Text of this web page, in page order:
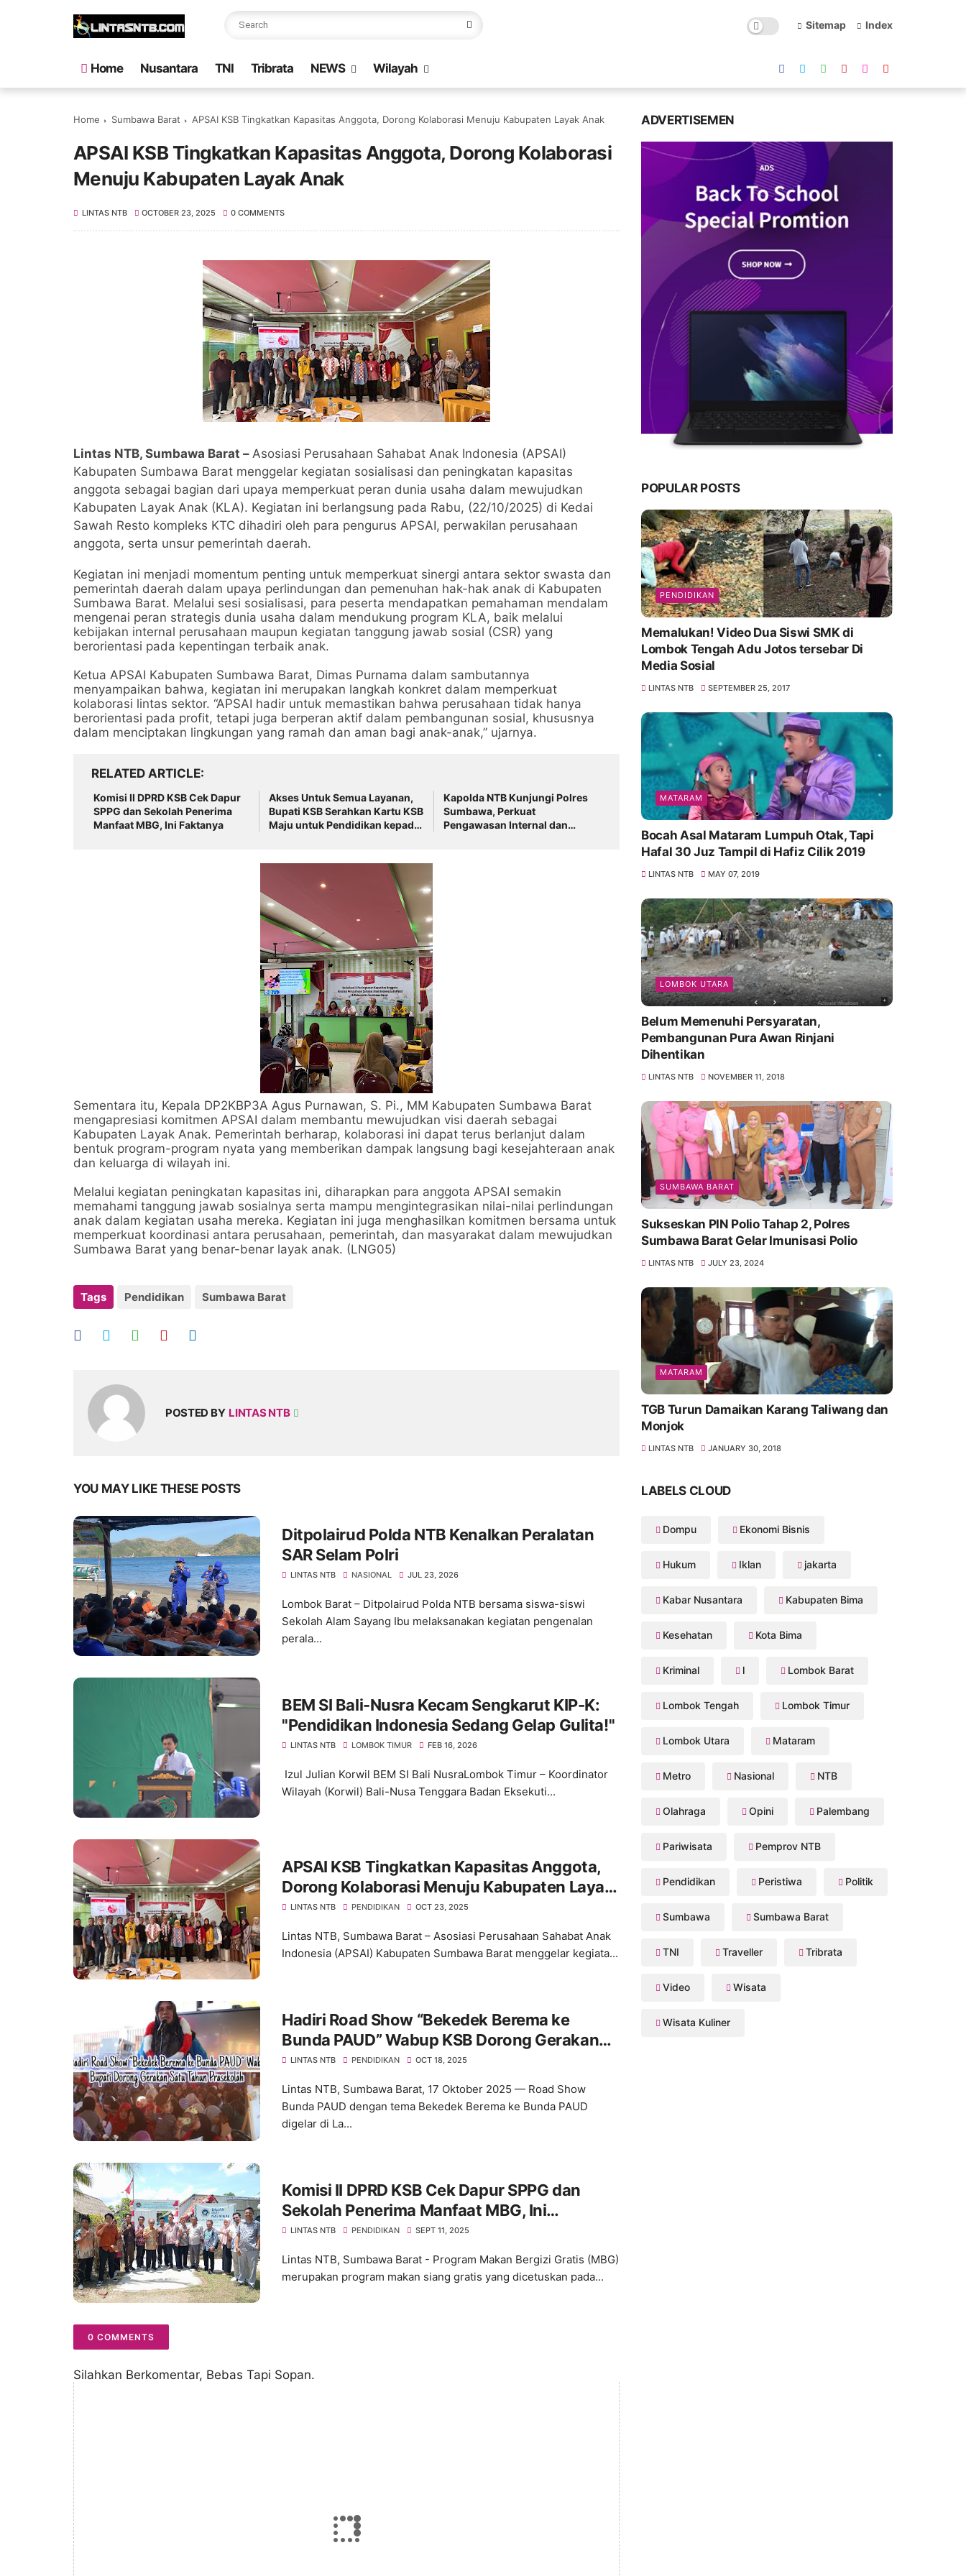
Sitemap Index
Home Nusantara TNI Tribrata NEWS Wilayah
Home Sumbawa Barat APSAI KSB Tingkatkan Kapasitas Anggota, Dorong Kolaborasi Menuju Kabupaten Layak Anak
APSAI KSB Tingkatkan Kapasitas Anggota, Dorong Kolaborasi
Menuju Kabupaten Layak Anak
LINTAS NTB OCTOBER 23, 2025 0 COMMENTS
Lintas NTB, Sumbawa Barat – Asosiasi Perusahaan Sahabat Anak Indonesia (APSAI)
Kabupaten Sumbawa Barat menggelar kegiatan sosialisasi dan peningkatan kapasitas
anggota sebagai bagian dari upaya memperkuat peran dunia usaha dalam mewujudkan
Kabupaten Layak Anak (KLA). Kegiatan ini berlangsung pada Rabu, (22/10/2025) di Kedai
Sawah Resto kompleks KTC dihadiri oleh para pengurus APSAI, perwakilan perusahaan
anggota, serta unsur pemerintah daerah.
Kegiatan ini menjadi momentum penting untuk memperkuat sinergi antara sektor swasta dan
pemerintah daerah dalam upaya perlindungan dan pemenuhan hak-hak anak di Kabupaten
Sumbawa Barat. Melalui sesi sosialisasi, para peserta mendapatkan pemahaman mendalam
mengenai peran strategis dunia usaha dalam mendukung program KLA, baik melalui
kebijakan internal perusahaan maupun kegiatan tanggung jawab sosial (CSR) yang
berorientasi pada kepentingan terbaik anak.
Ketua APSAI Kabupaten Sumbawa Barat, Dimas Purnama dalam sambutannya
menyampaikan bahwa, kegiatan ini merupakan langkah konkret dalam memperkuat
kolaborasi lintas sektor. “APSAI hadir untuk memastikan bahwa perusahaan tidak hanya
berorientasi pada profit, tetapi juga berperan aktif dalam pembangunan sosial, khususnya
dalam menciptakan lingkungan yang ramah dan aman bagi anak-anak,” ujarnya.
RELATED ARTICLE
Komisi II DPRD KSB Cek Dapur
SPPG dan Sekolah Penerima
Manfaat MBG, Ini Faktanya
Akses Untuk Semua Layanan,
Bupati KSB Serahkan Kartu KSB
Maju untuk Pendidikan kepada
Kapolda NTB Kunjungi Polres
Sumbawa, Perkuat
Pengawasan Internal dan
Sementara itu, Kepala DP2KBP3A Agus Purnawan, S. Pi., MM Kabupaten Sumbawa Barat
mengapresiasi komitmen APSAI dalam membantu mewujudkan visi daerah sebagai
Kabupaten Layak Anak. Pemerintah berharap, kolaborasi ini dapat terus berlanjut dalam
bentuk program-program nyata yang memberikan dampak langsung bagi kesejahteraan anak
dan keluarga di wilayah ini.
Melalui kegiatan peningkatan kapasitas ini, diharapkan para anggota APSAI semakin
memahami tanggung jawab sosialnya serta mampu mengintegrasikan nilai-nilai perlindungan
anak dalam kegiatan usaha mereka. Kegiatan ini juga menghasilkan komitmen bersama untuk
memperkuat koordinasi antara perusahaan, pemerintah, dan masyarakat dalam mewujudkan
Sumbawa Barat yang benar-benar layak anak. (LNG05)
Tags Pendidikan Sumbawa Barat
POSTED BY LINTAS NTB
YOU MAY LIKE THESE POSTS
Ditpolairud Polda NTB Kenalkan Peralatan
SAR Selam Polri
LINTAS NTB NASIONAL JUL 23, 2026
Lombok Barat – Ditpolairud Polda NTB bersama siswa-siswi
Sekolah Alam Sayang Ibu melaksanakan kegiatan pengenalan
perala...
BEM SI Bali-Nusra Kecam Sengkarut KIP-K:
"Pendidikan Indonesia Sedang Gelap Gulita!"
LINTAS NTB LOMBOK TIMUR FEB 16, 2026
Izul Julian Korwil BEM SI Bali Nusra​Lombok Timur – Koordinator
Wilayah (Korwil) Bali-Nusa Tenggara Badan Eksekuti...
APSAI KSB Tingkatkan Kapasitas Anggota,
Dorong Kolaborasi Menuju Kabupaten Layak
Anak
LINTAS NTB PENDIDIKAN OCT 23, 2025
Lintas NTB, Sumbawa Barat – Asosiasi Perusahaan Sahabat Anak
Indonesia (APSAI) Kabupaten Sumbawa Barat menggelar kegiata...
Hadiri Road Show “Bekedek Berema ke
Bunda PAUD” Wabup KSB Dorong Gerakan
Satu Tahun Prasekolah
LINTAS NTB PENDIDIKAN OCT 18, 2025
Lintas NTB, Sumbawa Barat, 17 Oktober 2025 — Road Show
Bunda PAUD dengan tema Bekedek Berema ke Bunda PAUD
digelar di La...
Komisi II DPRD KSB Cek Dapur SPPG dan
Sekolah Penerima Manfaat MBG, Ini
Faktanya
LINTAS NTB PENDIDIKAN SEPT 11, 2025
Lintas NTB, Sumbawa Barat - Program Makan Bergizi Gratis (MBG)
merupakan program makan siang gratis yang dicetuskan pada...
0 COMMENTS
Silahkan Berkomentar, Bebas Tapi Sopan.
ADVERTISEMEN
POPULAR POSTS
PENDIDIKAN
Memalukan! Video Dua Siswi SMK di
Lombok Tengah Adu Jotos tersebar Di
Media Sosial
LINTAS NTB SEPTEMBER 25, 2017
MATARAM
Bocah Asal Mataram Lumpuh Otak, Tapi
Hafal 30 Juz Tampil di Hafiz Cilik 2019
LINTAS NTB MAY 07, 2019
LOMBOK UTARA
Belum Memenuhi Persyaratan,
Pembangunan Pura Awan Rinjani
Dihentikan
LINTAS NTB NOVEMBER 11, 2018
SUMBAWA BARAT
Sukseskan PIN Polio Tahap 2, Polres
Sumbawa Barat Gelar Imunisasi Polio
LINTAS NTB JULY 23, 2024
MATARAM
TGB Turun Damaikan Karang Taliwang dan
Monjok
LINTAS NTB JANUARY 30, 2018
LABELS CLOUD
Dompu Ekonomi Bisnis
Hukum Iklan jakarta
Kabar Nusantara Kabupaten Bima
Kesehatan Kota Bima
Kriminal l Lombok Barat
Lombok Tengah Lombok Timur
Lombok Utara Mataram
Metro Nasional NTB
Olahraga Opini Palembang
Pariwisata Pemprov NTB
Pendidikan Peristiwa Politik
Sumbawa Sumbawa Barat
TNI Traveller Tribrata
Video Wisata
Wisata Kuliner